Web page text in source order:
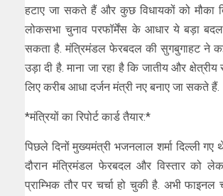
हटाए जा सकते हैं और कुछ विधायकों को मौका
लोकसभा चुनाव परफॉर्मेंस के आधार ये बड़ा
सकता है. मंत्रिमंडल फेरबदल की सुगबुगाहट ने
उड़ा दी है. माना जा रहा है कि जातीय और
लिए करीब आधा दर्जन मंत्री नए बनाए जा सकते हैं.
*मंत्रियों का रिपोर्ट कार्ड तैयार:*
पिछले दिनों मुख्यमंत्री भजनलाल शर्मा दिल्ली गए
दौरान मंत्रिमंडल फेरबदल और विस्तार को
प्राम्भिक तौर पर चर्चा हो चुकी है. अभी फाइनल